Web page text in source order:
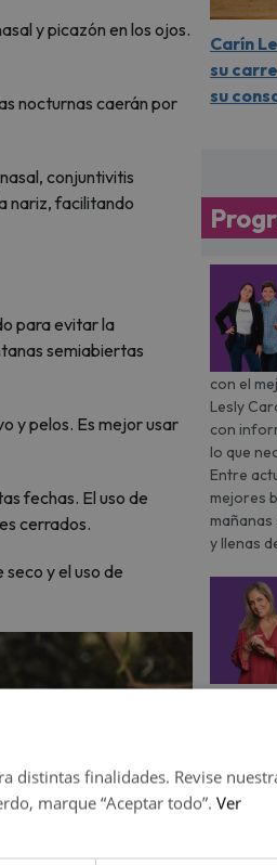
y picazón en los ojos.
nocturnas caerán por
conjuntivitis
nariz, facilitando
para evitar la
semiabiertas
y pelos. Es mejor usar
fechas. El uso de
cerrados.
y el uso de
Carín
su
su
con el
Lesly
con
lo que
Entre
mejores
y llenas
de la
Josie
tus
9:00 a.m.
distintas finalidades. Revise
marque “Aceptar todo”. Ver